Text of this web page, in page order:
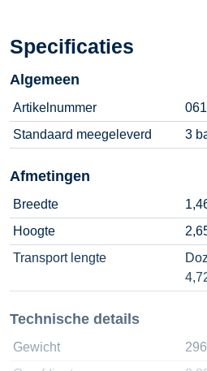
Specificaties
Algemeen
Artikelnummer
Standaard meegeleverd
3
Afmetingen
Breedte
Hoogte
Transport lengte
Technische details
Gewicht